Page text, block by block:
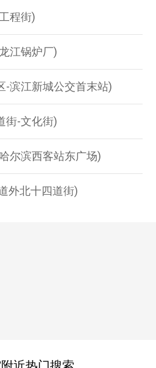
程街)
江锅炉厂)
-滨江新城公交首末站)
街-文化街)
尔滨西客站东广场)
外北十四道街)